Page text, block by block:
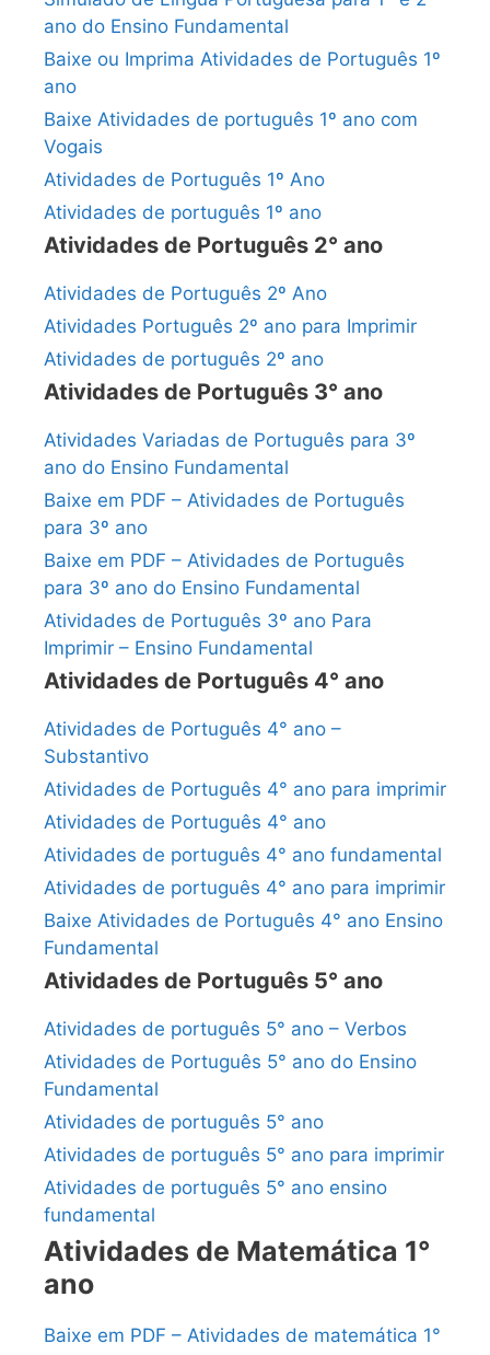
ano do Ensino Fundamental
Baixe ou Imprima Atividades de Português 1º
ano
Baixe Atividades de português 1º ano com
Vogais
Atividades de Português 1º Ano
Atividades de português 1º ano
Atividades de Português 2° ano
Atividades de Português 2º Ano
Atividades Português 2º ano para Imprimir
Atividades de português 2º ano
Atividades de Português 3° ano
Atividades Variadas de Português para 3º
ano do Ensino Fundamental
Baixe em PDF – Atividades de Português
para 3º ano
Baixe em PDF – Atividades de Português
para 3º ano do Ensino Fundamental
Atividades de Português 3º ano Para
Imprimir – Ensino Fundamental
Atividades de Português 4° ano
Atividades de Português 4° ano –
Substantivo
Atividades de Português 4° ano para imprimir
Atividades de Português 4° ano
Atividades de português 4° ano fundamental
Atividades de português 4° ano para imprimir
Baixe Atividades de Português 4° ano Ensino
Fundamental
Atividades de Português 5° ano
Atividades de português 5° ano – Verbos
Atividades de Português 5° ano do Ensino
Fundamental
Atividades de português 5° ano
Atividades de português 5° ano para imprimir
Atividades de português 5° ano ensino
fundamental
Atividades de Matemática 1°
ano
Baixe em PDF – Atividades de matemática 1°